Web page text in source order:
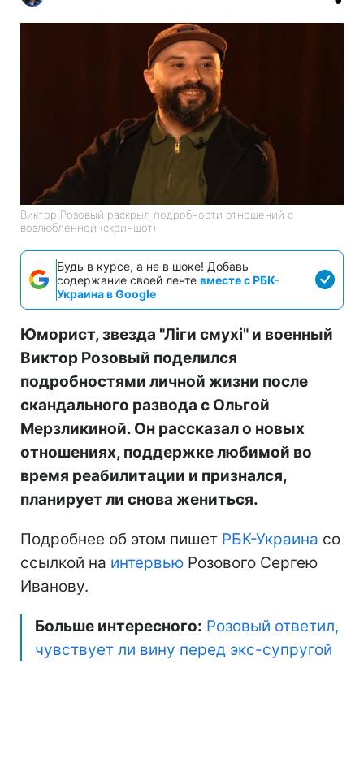
Виктор Розовый раскрыл подробности отношений с
возлюбленной (скриншот)
Будь в курсе, а не в шоке! Добавь
содержание своей ленте вместе с РБК-
Украина в Google
Юморист, звезда "Ліги смухі" и военный
Виктор Розовый поделился
подробностями личной жизни после
скандального развода с Ольгой
Мерзликиной. Он рассказал о новых
отношениях, поддержке любимой во
время реабилитации и признался,
планирует ли снова жениться.
Подробнее об этом пишет РБК-Украина со
ссылкой на интервью Розового Сергею
Иванову.
Больше интересного: Розовый ответил,
чувствует ли вину перед экс-супругой